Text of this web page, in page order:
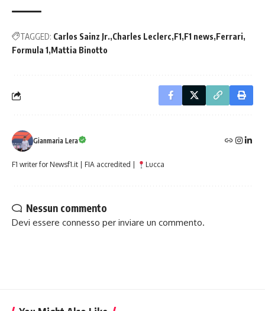
TAGGED: Carlos Sainz Jr. Charles Leclerc F1 F1 news Ferrari
Formula 1 Mattia Binotto
Gianmaria Lera
F1 writer for Newsf1.it | FIA accredited | Lucca
Nessun commento
Devi essere connesso per inviare un commento.